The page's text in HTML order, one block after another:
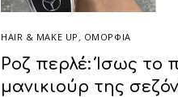
HAIR & MAKE UP , ΟΜΟΡΦΙΑ
Ροζ περλέ: Ίσως το
μανικιούρ της